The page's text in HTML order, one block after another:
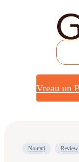
Vreau un
Noutati Review